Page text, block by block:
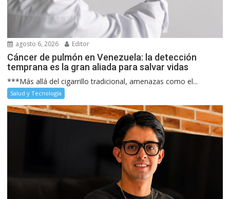
agosto 6, 2026 Editor
Cáncer de pulmón en Venezuela: la detección
temprana es la gran aliada para salvar vidas
***Más allá del cigarrillo tradicional, amenazas como el...
Salud y Tecnología